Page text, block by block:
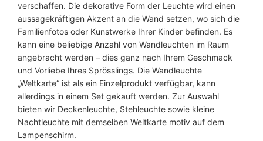
g
e
verschaffen. Die dekorative Form der Leuchte wird einen
aussagekräftigen Akzent an die Wand setzen, wo sich die
Familienfotos oder Kunstwerke Ihrer Kinder befinden. Es
kann eine beliebige Anzahl von Wandleuchten im Raum
angebracht werden – dies ganz nach Ihrem Geschmack
und Vorliebe Ihres Sprösslings. Die Wandleuchte
„Weltkarte“ ist als ein Einzelprodukt verfügbar, kann
allerdings in einem Set gekauft werden. Zur Auswahl
bieten wir Deckenleuchte, Stehleuchte sowie kleine
Nachtleuchte mit demselben Weltkarte motiv auf dem
Lampenschirm.